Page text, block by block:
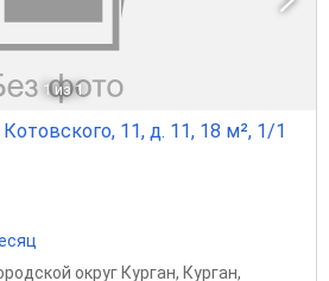
1 из 1
11, д. 11, 18 м², 1/1
округ Курган, Курган,